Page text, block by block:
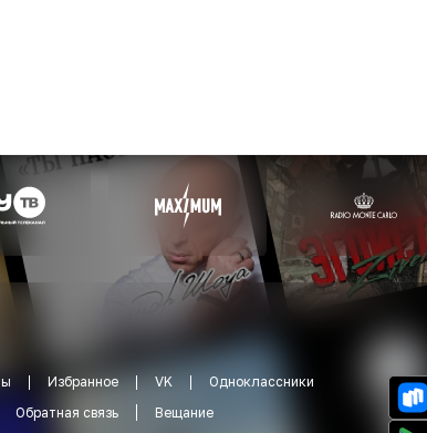
Избранное VK
Одноклассники
Обратная связь Вещание